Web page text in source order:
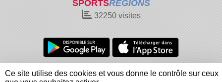
SPORTSREGIONS
32250visites
Charte cookies
Gestion des cookies
Ce site utilise des cookies et vous donne le contrôle sur ceux